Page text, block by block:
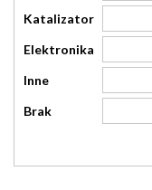
Katalizator
Elektronika
Inne
Brak